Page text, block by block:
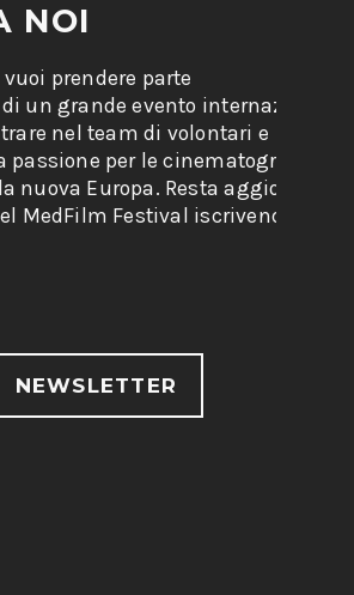
NOI
prendere parte
un grande evento internazionale,
nel team di volontari e
per le cinematografie del
nuova Europa. Resta aggiornato
MedFilm Festival iscrivendoti alla
NEWSLETTER